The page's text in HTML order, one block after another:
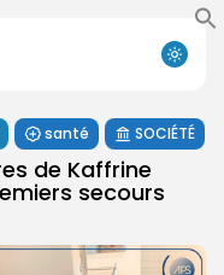
santé SOCIÉTÉ
de Kaffrine
secours